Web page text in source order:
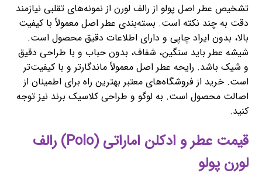
تشخیص عطر اصل پولو از رالف لورن از نمونه‌های تقلبی نیازمند
دقت به چند نکته است. بسته‌بندی عطر اصل معمولاً با کیفیت
بالا، بدون ایراد چاپی و دارای اطلاعات دقیق محصول است.
شیشه عطر باید سنگین، شفاف، بدون حباب و با طراحی دقیق
و شیک باشد. رایحه عطر اصل معمولاً ماندگارتر و با کیفیت‌تر
است. خرید از فروشگاه‌های معتبر بهترین راه برای اطمینان از
اصالت محصول است. به لوگو و طراحی کلاسیک برند نیز توجه
کنید.
قیمت عطر و ادکلن اماراتی (Polo) رالف
لورن پولو